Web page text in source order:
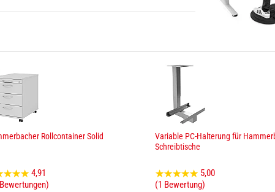
Rollcontainer Solid
4,91
Variable PC-Halterung für
Schreibtische
5,00
(1 Bewertung)